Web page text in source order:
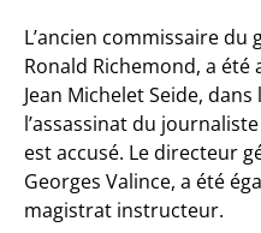
L’ancien commissaire du
Ronald Richemond, a
Jean Michelet Seide,
l’assassinat du
est accusé. Le directeur
Georges Valince, a été
magistrat instructeur.